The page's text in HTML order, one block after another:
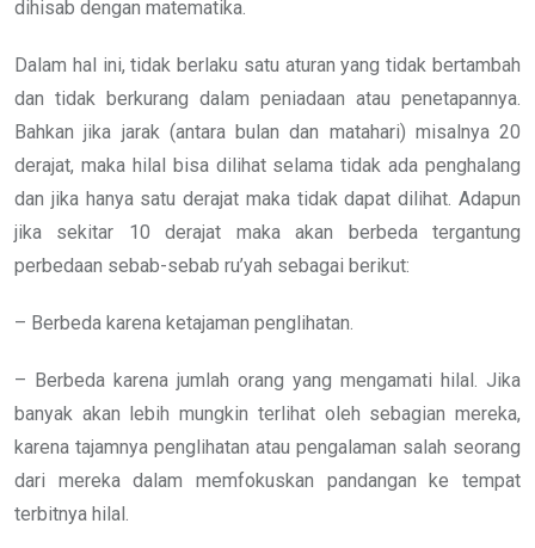
dihisab dengan matematika.
Dalam hal ini, tidak berlaku satu aturan yang tidak bertambah
dan tidak berkurang dalam peniadaan atau penetapannya.
Bahkan jika jarak (antara bulan dan matahari) misalnya 20
derajat, maka hilal bisa dilihat selama tidak ada penghalang
dan jika hanya satu derajat maka tidak dapat dilihat. Adapun
jika sekitar 10 derajat maka akan berbeda tergantung
perbedaan sebab-sebab ru’yah sebagai berikut:
– Berbeda karena ketajaman penglihatan.
– Berbeda karena jumlah orang yang mengamati hilal. Jika
banyak akan lebih mungkin terlihat oleh sebagian mereka,
karena tajamnya penglihatan atau pengalaman salah seorang
dari mereka dalam memfokuskan pandangan ke tempat
terbitnya hilal.